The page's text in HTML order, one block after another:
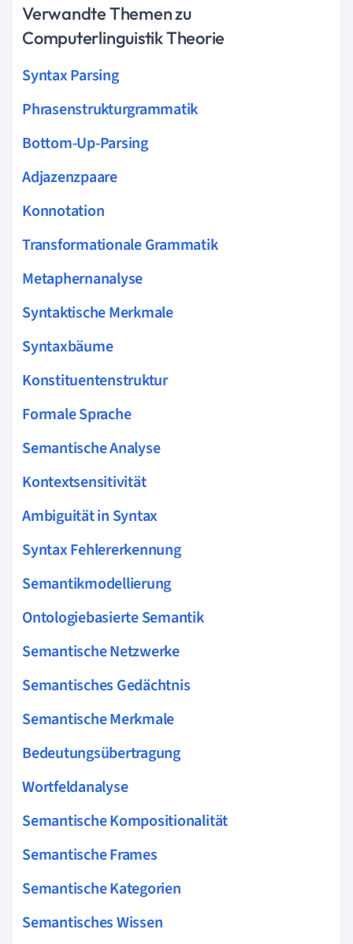
Verwandte Themen zu
Computerlinguistik Theorie
Syntax Parsing
Phrasenstrukturgrammatik
Bottom-Up-Parsing
Adjazenzpaare
Konnotation
Transformationale Grammatik
Metaphernanalyse
Syntaktische Merkmale
Syntaxbäume
Konstituentenstruktur
Formale Sprache
Semantische Analyse
Kontextsensitivität
Ambiguität in Syntax
Syntax Fehlererkennung
Semantikmodellierung
Ontologiebasierte Semantik
Semantische Netzwerke
Semantisches Gedächtnis
Semantische Merkmale
Bedeutungsübertragung
Wortfeldanalyse
Semantische Kompositionalität
Semantische Frames
Semantische Kategorien
Semantisches Wissen